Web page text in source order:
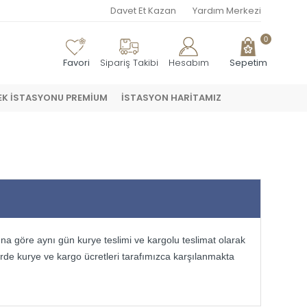
Davet Et Kazan Yardım Merkezi
Favori Sipariş Takibi Hesabım Sepetim
0
İSTASYONU PREMİUM İSTASYON HARİTAMIZ
göre aynı gün kurye teslimi ve kargolu teslimat olarak
kurye ve kargo ücretleri tarafımızca karşılanmakta